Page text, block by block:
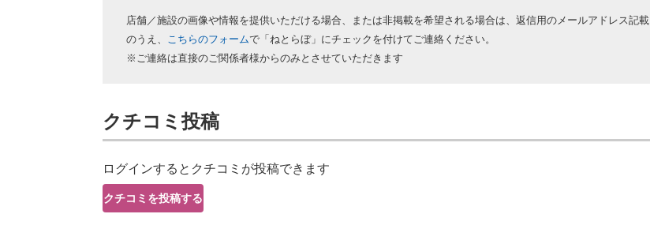
店舗／施設の画像や情報を提供いただける場合、または非掲載を希望される場合は、返信用のメールアドレス記載
のうえ、 こちらのフォームで「ねとらぼ」にチェックを付けてご連絡ください。
※ご連絡は直接のご関係者様からのみとさせていただきます
クチコミ投稿
ログインするとクチコミが投稿できます
クチコミを投稿する